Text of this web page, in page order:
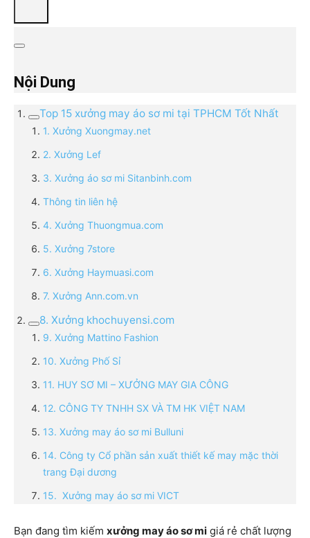
Nội Dung
Top 15 xưởng may áo sơ mi tại TPHCM Tốt Nhất
1. Xưởng Xuongmay.net
2. Xưởng Lef
3. Xưởng áo sơ mi Sitanbinh.com
Thông tin liên hệ
4. Xưởng Thuongmua.com
5. Xưởng 7store
6. Xưởng Haymuasi.com
7. Xưởng Ann.com.vn
8. Xưởng khochuyensi.com
9. Xưởng Mattino Fashion
10. Xưởng Phố Sỉ
11. HUY SƠ MI – XƯỞNG MAY GIA CÔNG
12. CÔNG TY TNHH SX VÀ TM HK VIỆT NAM
13. Xưởng may áo sơ mi Bulluni
14. Công ty Cổ phần sản xuất thiết kế may mặc thời
trang Đại dương
15. Xưởng may áo sơ mi VICT
Bạn đang tìm kiếm xưởng may áo sơ mi giá rẻ chất lượng